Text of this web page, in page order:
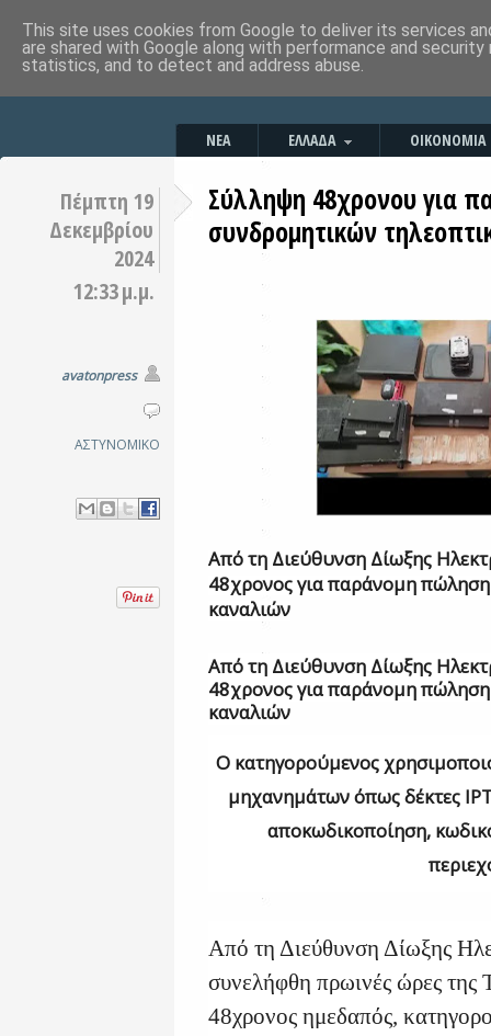
ΝΕΑ ΕΛΛΑΔΑ ΟΙΚΟΝΟΜΙΑ
Πέμπτη 19
Δεκεμβρίου
2024
12:33 μ.μ.
avatonpress
ΑΣΤΥΝΟΜΙΚΟ
Σύλληψη 48χρονου για
συνδρομητικών
Από τη Διεύθυνση Δίωξης
48χρονος για παράνομη
καναλιών
Από τη Διεύθυνση Δίωξης
48χρονος για παράνομη
καναλιών
Ο κατηγορούμενος
μηχανημάτων όπως δέκτες
αποκωδικοποίηση,
Από τη Διεύθυνση Δίωξης
συνελήφθη πρωινές ώρες της
48χρονος ημεδαπός,
This site uses cookies from Google to deliver its services
are shared with Google along with performance and
statistics, and to detect and address abuse.